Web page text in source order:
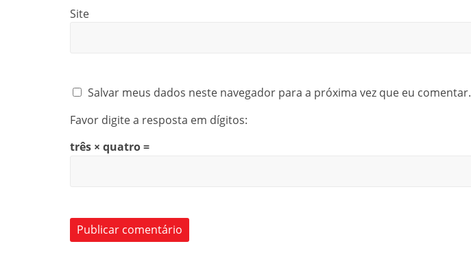
Site
Salvar meus dados neste navegador para a próxima vez que eu comentar.
Favor digite a resposta em dígitos:
três × quatro =